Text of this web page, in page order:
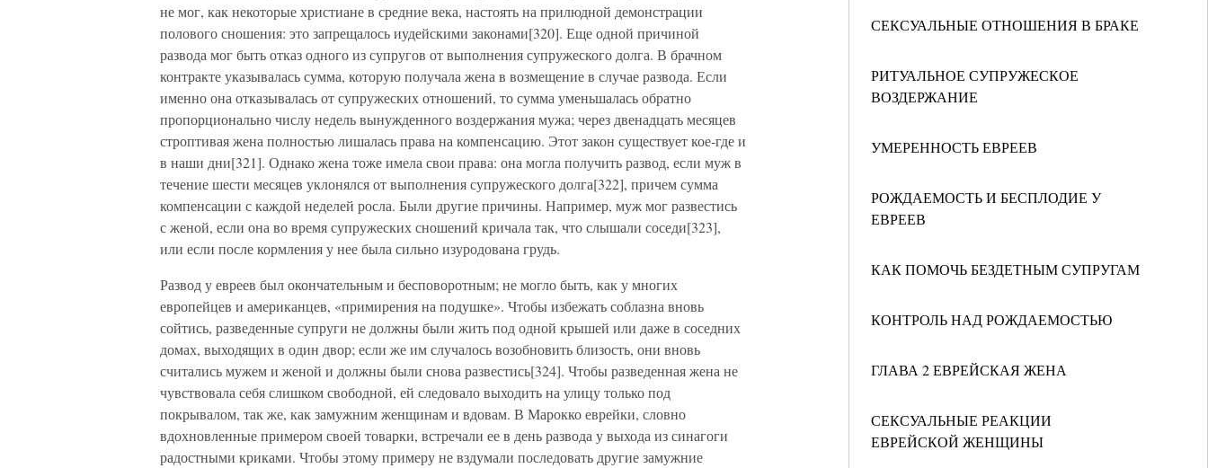
СЕКСУАЛЬНЫЕ ОТНОШЕНИЯ В БРАКЕ
РИТУАЛЬНОЕ СУПРУЖЕСКОЕ
ВОЗДЕРЖАНИЕ
УМЕРЕННОСТЬ ЕВРЕЕВ
РОЖДАЕМОСТЬ И БЕСПЛОДИЕ У
ЕВРЕЕВ
КАК ПОМОЧЬ БЕЗДЕТНЫМ СУПРУГАМ
КОНТРОЛЬ НАД РОЖДАЕМОСТЬЮ
ГЛАВА 2 ЕВРЕЙСКАЯ ЖЕНА
СЕКСУАЛЬНЫЕ РЕАКЦИИ
ЕВРЕЙСКОЙ ЖЕНЩИНЫ
не мог, как некоторые христиане в средние века, настоять на прилюдной демонстрации
полового сношения: это запрещалось иудейскими законами[320]. Еще одной причиной
развода мог быть отказ одного из супругов от выполнения супружеского долга. В брачном
контракте указывалась сумма, которую получала жена в возмещение в случае развода. Если
именно она отказывалась от супружеских отношений, то сумма уменьшалась обратно
пропорционально числу недель вынужденного воздержания мужа; через двенадцать месяцев
строптивая жена полностью лишалась права на компенсацию. Этот закон существует кое-где и
в наши дни[321]. Однако жена тоже имела свои права: она могла получить развод, если муж в
течение шести месяцев уклонялся от выполнения супружеского долга[322], причем сумма
компенсации с каждой неделей росла. Были другие причины. Например, муж мог развестись
с женой, если она во время супружеских сношений кричала так, что слышали соседи[323],
или если после кормления у нее была сильно изуродована грудь.
Развод у евреев был окончательным и бесповоротным; не могло быть, как у многих
европейцев и американцев, «примирения на подушке». Чтобы избежать соблазна вновь
сойтись, разведенные супруги не должны были жить под одной крышей или даже в соседних
домах, выходящих в один двор; если же им случалось возобновить близость, они вновь
считались мужем и женой и должны были снова развестись[324]. Чтобы разведенная жена не
чувствовала себя слишком свободной, ей следовало выходить на улицу только под
покрывалом, так же, как замужним женщинам и вдовам. В Марокко еврейки, словно
вдохновленные примером своей товарки, встречали ее в день развода у выхода из синагоги
радостными криками. Чтобы этому примеру не вздумали последовать другие замужние